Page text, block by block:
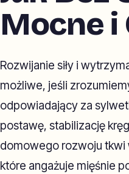
Mocne i
Rozwijanie siły i
możliwe, jeśli
odpowiadający za
postawę, stabilizację
domowego rozwoju tkwi
które angażuje mięśnie